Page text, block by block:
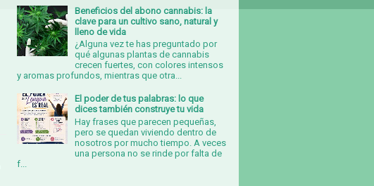
Beneficios del abono cannabis: la
clave para un cultivo sano, natural y
lleno de vida
¿Alguna vez te has preguntado por
qué algunas plantas de cannabis
crecen fuertes, con colores intensos
y aromas profundos, mientras que otra...
El poder de tus palabras: lo que
dices también construye tu vida
Hay frases que parecen pequeñas,
pero se quedan viviendo dentro de
nosotros por mucho tiempo. A veces
una persona no se rinde por falta de
f...